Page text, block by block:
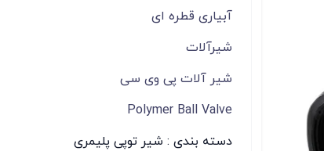
آبیاری قطره ای
شیرآلات
شیر آلات پی وی سی
Polymer Ball Valve
دسته بندی : شیر توپی پلیمری